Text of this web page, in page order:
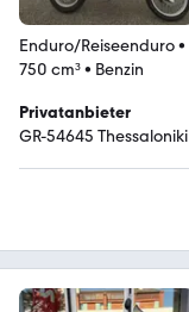
Enduro/Reiseenduro•
750 cm³• Benzin
Privatanbieter
GR-54645 Thessaloniki